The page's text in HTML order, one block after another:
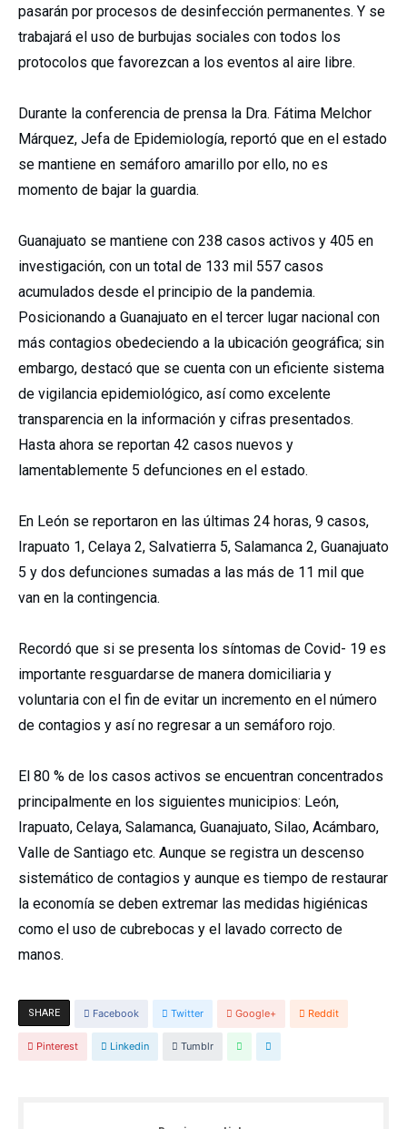
pasarán por procesos de desinfección permanentes. Y se
trabajará el uso de burbujas sociales con todos los
protocolos que favorezcan a los eventos al aire libre.
Durante la conferencia de prensa la Dra. Fátima Melchor
Márquez, Jefa de Epidemiología, reportó que en el estado
se mantiene en semáforo amarillo por ello, no es
momento de bajar la guardia.
Guanajuato se mantiene con 238 casos activos y 405 en
investigación, con un total de 133 mil 557 casos
acumulados desde el principio de la pandemia.
Posicionando a Guanajuato en el tercer lugar nacional con
más contagios obedeciendo a la ubicación geográfica; sin
embargo, destacó que se cuenta con un eficiente sistema
de vigilancia epidemiológico, así como excelente
transparencia en la información y cifras presentados.
Hasta ahora se reportan 42 casos nuevos y
lamentablemente 5 defunciones en el estado.
En León se reportaron en las últimas 24 horas, 9 casos,
Irapuato 1, Celaya 2, Salvatierra 5, Salamanca 2, Guanajuato
5 y dos defunciones sumadas a las más de 11 mil que
van en la contingencia.
Recordó que si se presenta los síntomas de Covid- 19 es
importante resguardarse de manera domiciliaria y
voluntaria con el fin de evitar un incremento en el número
de contagios y así no regresar a un semáforo rojo.
El 80 % de los casos activos se encuentran concentrados
principalmente en los siguientes municipios: León,
Irapuato, Celaya, Salamanca, Guanajuato, Silao, Acámbaro,
Valle de Santiago etc. Aunque se registra un descenso
sistemático de contagios y aunque es tiempo de restaurar
la economía se deben extremar las medidas higiénicas
como el uso de cubrebocas y el lavado correcto de
manos.
SHARE Facebook Twitter Google+ Reddit
Pinterest Linkedin Tumblr